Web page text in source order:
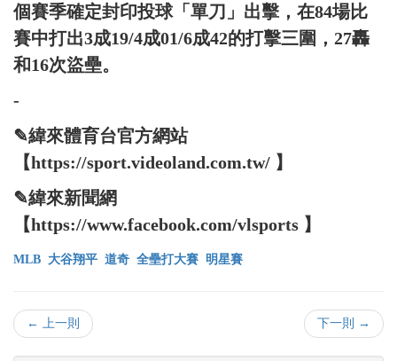
個賽季確定封印投球「單刀」出擊，在84場比
賽中打出3成19/4成01/6成42的打擊三圍，27轟
和16次盜壘。
-
✎緯來體育台官方網站
【https://sport.videoland.com.tw/ 】
✎緯來新聞網
【https://www.facebook.com/vlsports 】
MLB 大谷翔平 道奇 全壘打大賽 明星賽
← 上一則 下一則 →